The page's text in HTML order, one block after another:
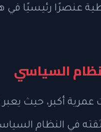
السياسي
عمرية أكبر، حيث
في النظام